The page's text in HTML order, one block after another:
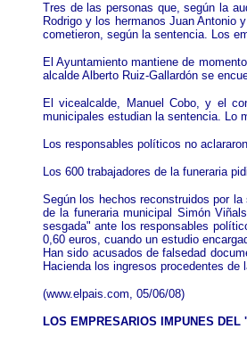
Tres de las personas que, según la
Rodrigo y los hermanos Juan Antonio
cometieron, según la sentencia. Los
El Ayuntamiento mantiene de
alcalde Alberto Ruiz-Gallardón se
El vicealcalde, Manuel Cobo, y el
municipales estudian la sentencia. Lo
Los responsables políticos no
Los 600 trabajadores de la funeraria
Según los hechos reconstruidos por
de la funeraria municipal Simón
sesgada" ante los responsables
0,60 euros, cuando un estudio
Han sido acusados de falsedad
Hacienda los ingresos procedentes
(www.elpais.com, 05/06/08)
LOS EMPRESARIOS IMPUNES DEL